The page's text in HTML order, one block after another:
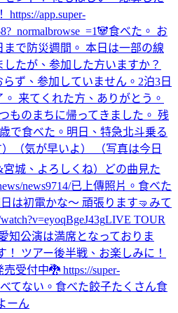
https://app.super-
🐼食べた。 お
まで防災週間。 本日は一部の線
たが、参加した方いますか？
ず、参加していません。 2泊3日
来てくれた方、ありがとう。
ものまちに帰ってきました。 残
で食べた。 明日、特急北斗乗る
（気が早いよ） （写真は今日
城、よろしくね）
どの曲見た
news9714/已上傳照片。 食べた
は初電かな〜 頑張ります🤜 みて
LIVE TOUR
知公演は満席となっておりま
ツアー後半戦、お楽しみに！
受付中🐉 https://super-
てない。 食べた餃子たくさん食
ーん